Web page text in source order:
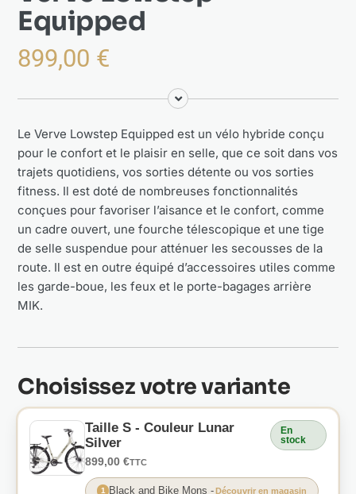
Equipped
899,00 €
Le Verve Lowstep Equipped est un vélo hybride conçu
pour le confort et le plaisir en selle, que ce soit dans vos
trajets quotidiens, vos sorties détente ou vos sorties
fitness. Il est doté de nombreuses fonctionnalités
conçues pour favoriser l’aisance et le confort, comme
un cadre ouvert, une fourche télescopique et une tige
de selle suspendue pour atténuer les secousses de la
route. Il est en outre équipé d’accessoires utiles comme
les garde-boue, les feux et le porte-bagages arrière
MIK.
Choisissez votre variante
Taille S - Couleur Lunar
Silver
En
stock
899,00 €TTC
1 Black and Bike Mons - Découvrir en magasin